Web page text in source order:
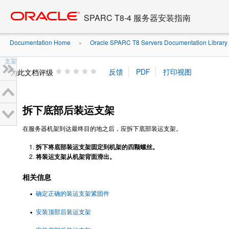
content
SPARC T8-4 服务器安装指南
Documentation Home » Oracle SPARC T8 Servers Documentation Library
支架
为此文档评级
拆下底部后装运支架
在服务器机架到达最终目的地之后，应拆下底部装运支架。
拆下将底部装运支架固定到机架的四颗螺丝。
将装运支架从机架背面滑出。
相关信息
确定正确的装运支架紧固件
安装顶部后装运支架